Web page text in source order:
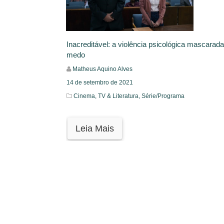
Inacreditável: a violência psicológica
medo
Matheus Aquino Alves
14 de setembro de 2021
Cinema, TV & Literatura, Série/Programa
Leia Mais